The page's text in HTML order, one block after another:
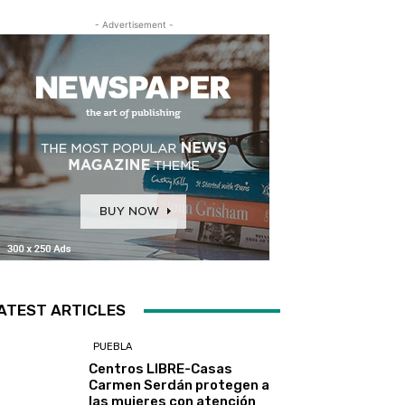
- Advertisement -
ARTICLES
PUEBLA
Centros LIBRE-Casas
Carmen Serdán protegen a